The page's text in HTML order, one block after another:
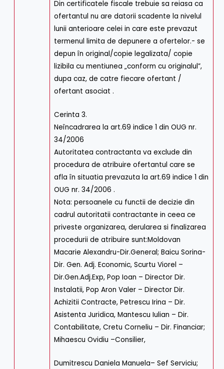
Din certificatele fiscale trebuie sa reiasa ca
ofertantul nu are datorii scadente la nivelul
lunii anterioare celei in care este prevazut
termenul limita de depunere a ofertelor.- se
depun în original/copie legalizata/ copie
lizibila cu mentiunea „conform cu originalul”,
dupa caz, de catre fiecare ofertant /
ofertant asociat .
Cerinta 3.
Neîncadrarea la art.69 indice 1 din OUG nr.
34/2006
Autoritatea contractanta va exclude din
procedura de atribuire ofertantul care se
afla în situatia prevazuta la art.69 indice 1 din
OUG nr. 34/2006 .
Nota: persoanele cu functii de decizie din
cadrul autoritatii contractante in ceea ce
priveste organizarea, derularea si finalizarea
procedurii de atribuire sunt:Moldovan
Macarie Alexandru-Dir.General; Baicu Sorina-
Dir. Gen. Adj. Economic, Scurtu Viorel –
Dir.Gen.Adj.Exp, Pop Ioan – Director Dir.
Instalatii, Pop Aron Valer – Director Dir.
Achizitii Contracte, Petrescu Irina – Dir.
Asistenta Juridica, Mantescu Iulian – Dir.
Contabilitate, Cretu Corneliu – Dir. Financiar;
Mihaescu Ovidiu –Consilier,
Dumitrescu Daniela Manuela– Sef Serviciu;